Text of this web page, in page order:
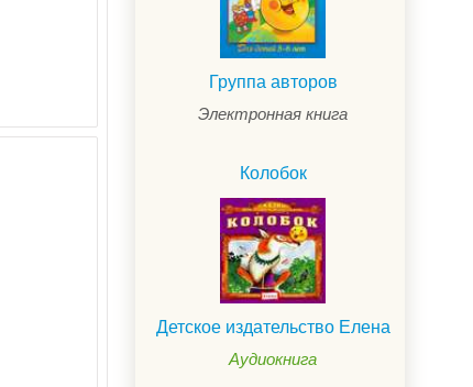
Группа авторов
Электронная книга
Колобок
Детское издательство Елена
Аудиокнига